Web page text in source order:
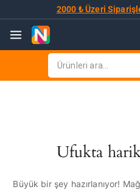
2000 ₺ Üzeri
Ufukta
Büyük bir şey hazırlanıyor!